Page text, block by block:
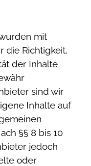
mit
die Richtigkeit,
der Inhalte
sind wir
Inhalte auf
§§ 8 bis 10
jedoch
oder